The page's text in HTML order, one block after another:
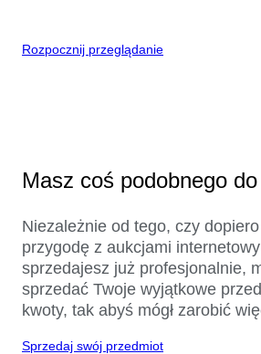
Rozpocznij przeglądanie
Masz coś podobnego
Niezależnie od tego, czy
przygodę z aukcjami
sprzedajesz już profesjonalnie,
sprzedać Twoje wyjątkowe
kwoty, tak abyś mógł zarobić
Sprzedaj swój przedmiot